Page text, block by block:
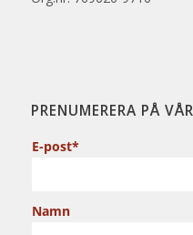
PRENUMERERA PÅ
E-post*
Namn